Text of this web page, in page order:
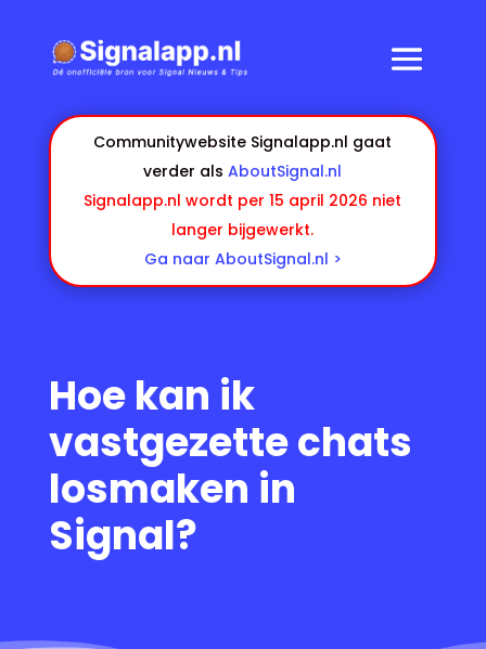
Communitywebsite Signalapp.nl gaat
verder alsAboutSignal.nl
Signalapp.nl wordt per 15 april 2026 niet
langer bijgewerkt.
Ga naar AboutSignal.nl >
Hoe kan ik
vastgezette chats
losmaken in
Signal?